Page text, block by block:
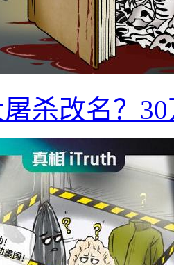
杀改名？